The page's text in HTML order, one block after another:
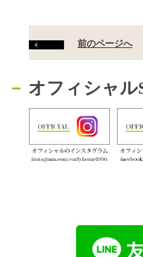
前のページへ
オフィシャル